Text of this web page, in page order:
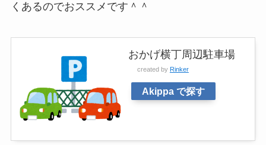
くあるのでおススメです＾＾
おかげ横丁周辺駐車場
created by Rinker
Akippa で探す